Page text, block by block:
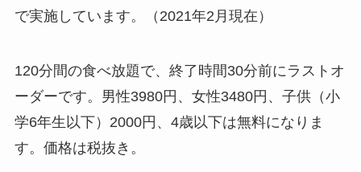
で実施しています。（2021年2月現在）
120分間の食べ放題で、終了時間30分前にラストオ
ーダーです。男性3980円、女性3480円、子供（小
学6年生以下）2000円、4歳以下は無料になりま
す。価格は税抜き。